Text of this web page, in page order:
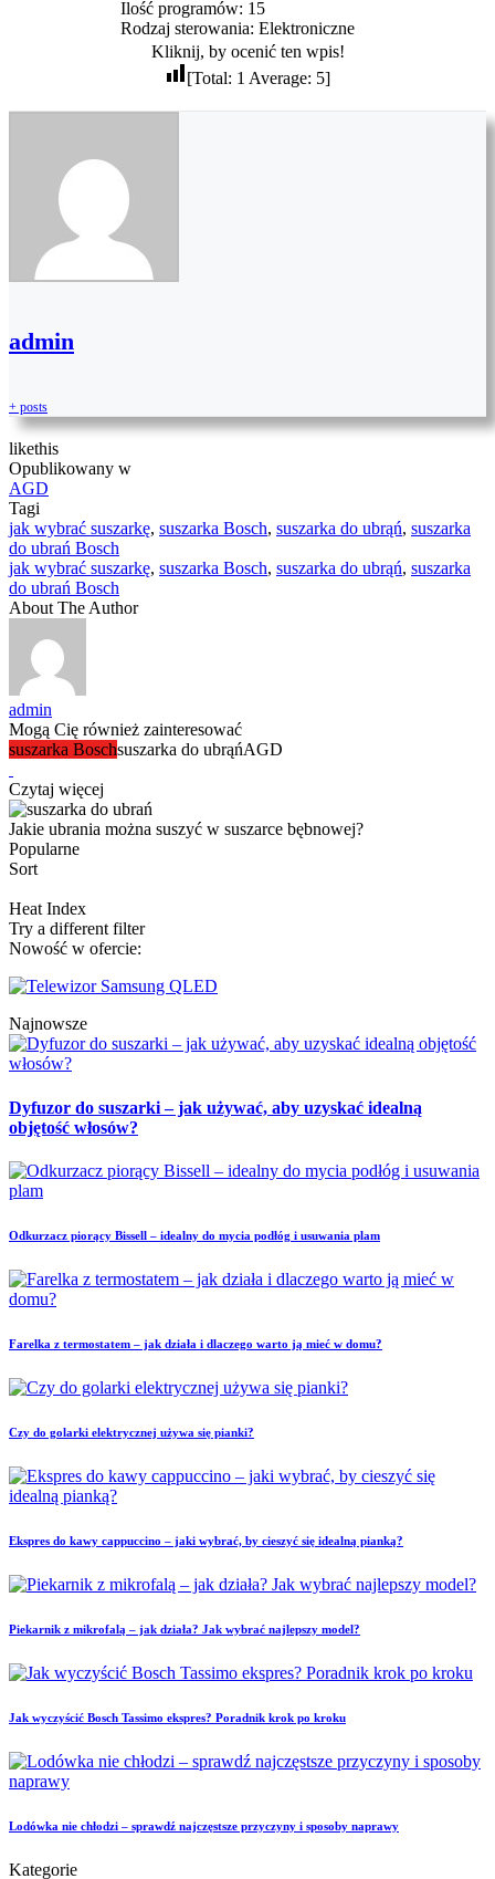
Ilość programów: 15
Rodzaj sterowania: Elektroniczne
Kliknij, by ocenić ten wpis!
[Total: 1 Average: 5]
admin
+ posts
likethis
Opublikowany w
AGD
Tagi
jak wybrać suszarkę, suszarka Bosch, suszarka do ubrąń, suszarka
do ubrań Bosch
jak wybrać suszarkę, suszarka Bosch, suszarka do ubrąń, suszarka
do ubrań Bosch
About The Author
admin
Mogą Cię również zainteresować
suszarka Boschsuszarka do ubrąńAGD
Czytaj więcej
Jakie ubrania można suszyć w suszarce bębnowej?
Popularne
Sort
Heat Index
Try a different filter
Nowość w ofercie:
Najnowsze
Dyfuzor do suszarki – jak używać, aby uzyskać idealną
objętość włosów?
Odkurzacz piorący Bissell – idealny do mycia podłóg i usuwania plam
Farelka z termostatem – jak działa i dlaczego warto ją mieć w domu?
Czy do golarki elektrycznej używa się pianki?
Ekspres do kawy cappuccino – jaki wybrać, by cieszyć się idealną pianką?
Piekarnik z mikrofalą – jak działa? Jak wybrać najlepszy model?
Jak wyczyścić Bosch Tassimo ekspres? Poradnik krok po kroku
Lodówka nie chłodzi – sprawdź najczęstsze przyczyny i sposoby naprawy
Kategorie